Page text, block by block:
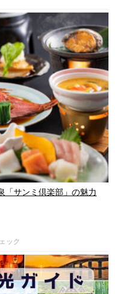
「サンミ倶楽部」の魅力
ック